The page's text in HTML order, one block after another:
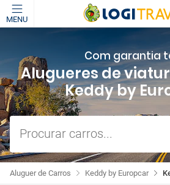
MENU
Com garantia
Alugueres de
Keddy by
Procurar carros...
Keddy by Europcar
Aluguer de Carros